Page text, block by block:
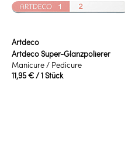
Artdeco
Artdeco Super-Glanzpolierer
Manicure / Pedicure
11,95 €/ 1 Stück